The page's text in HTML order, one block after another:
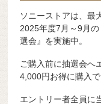
ソニーストアは、最
2025年度7月～9月
選会』を実施中。
ご購入前に抽選会へ
4,000円お得に購入で
エントリー者全員に